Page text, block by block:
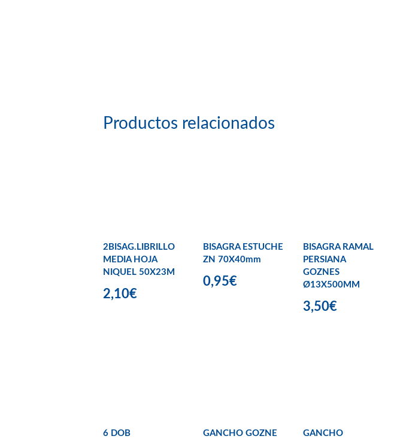
Productos relacionados
2BISAG.LIBRILLO
MEDIA HOJA
NIQUEL 50X23M
2,10€
BISAGRA ESTUCHE
ZN 70X40mm
0,95€
BISAGRA RAMAL
PERSIANA
GOZNES
Ø13X500MM
3,50€
6 DOB
GANCHO GOZNE
GANCHO